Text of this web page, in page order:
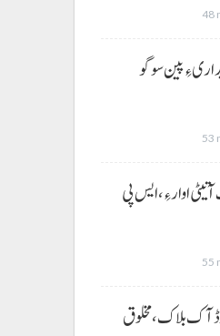
48
ءِ پین سوگو
53
اوار ءِ،ایس پی
55
آک بلاک، مخلوق